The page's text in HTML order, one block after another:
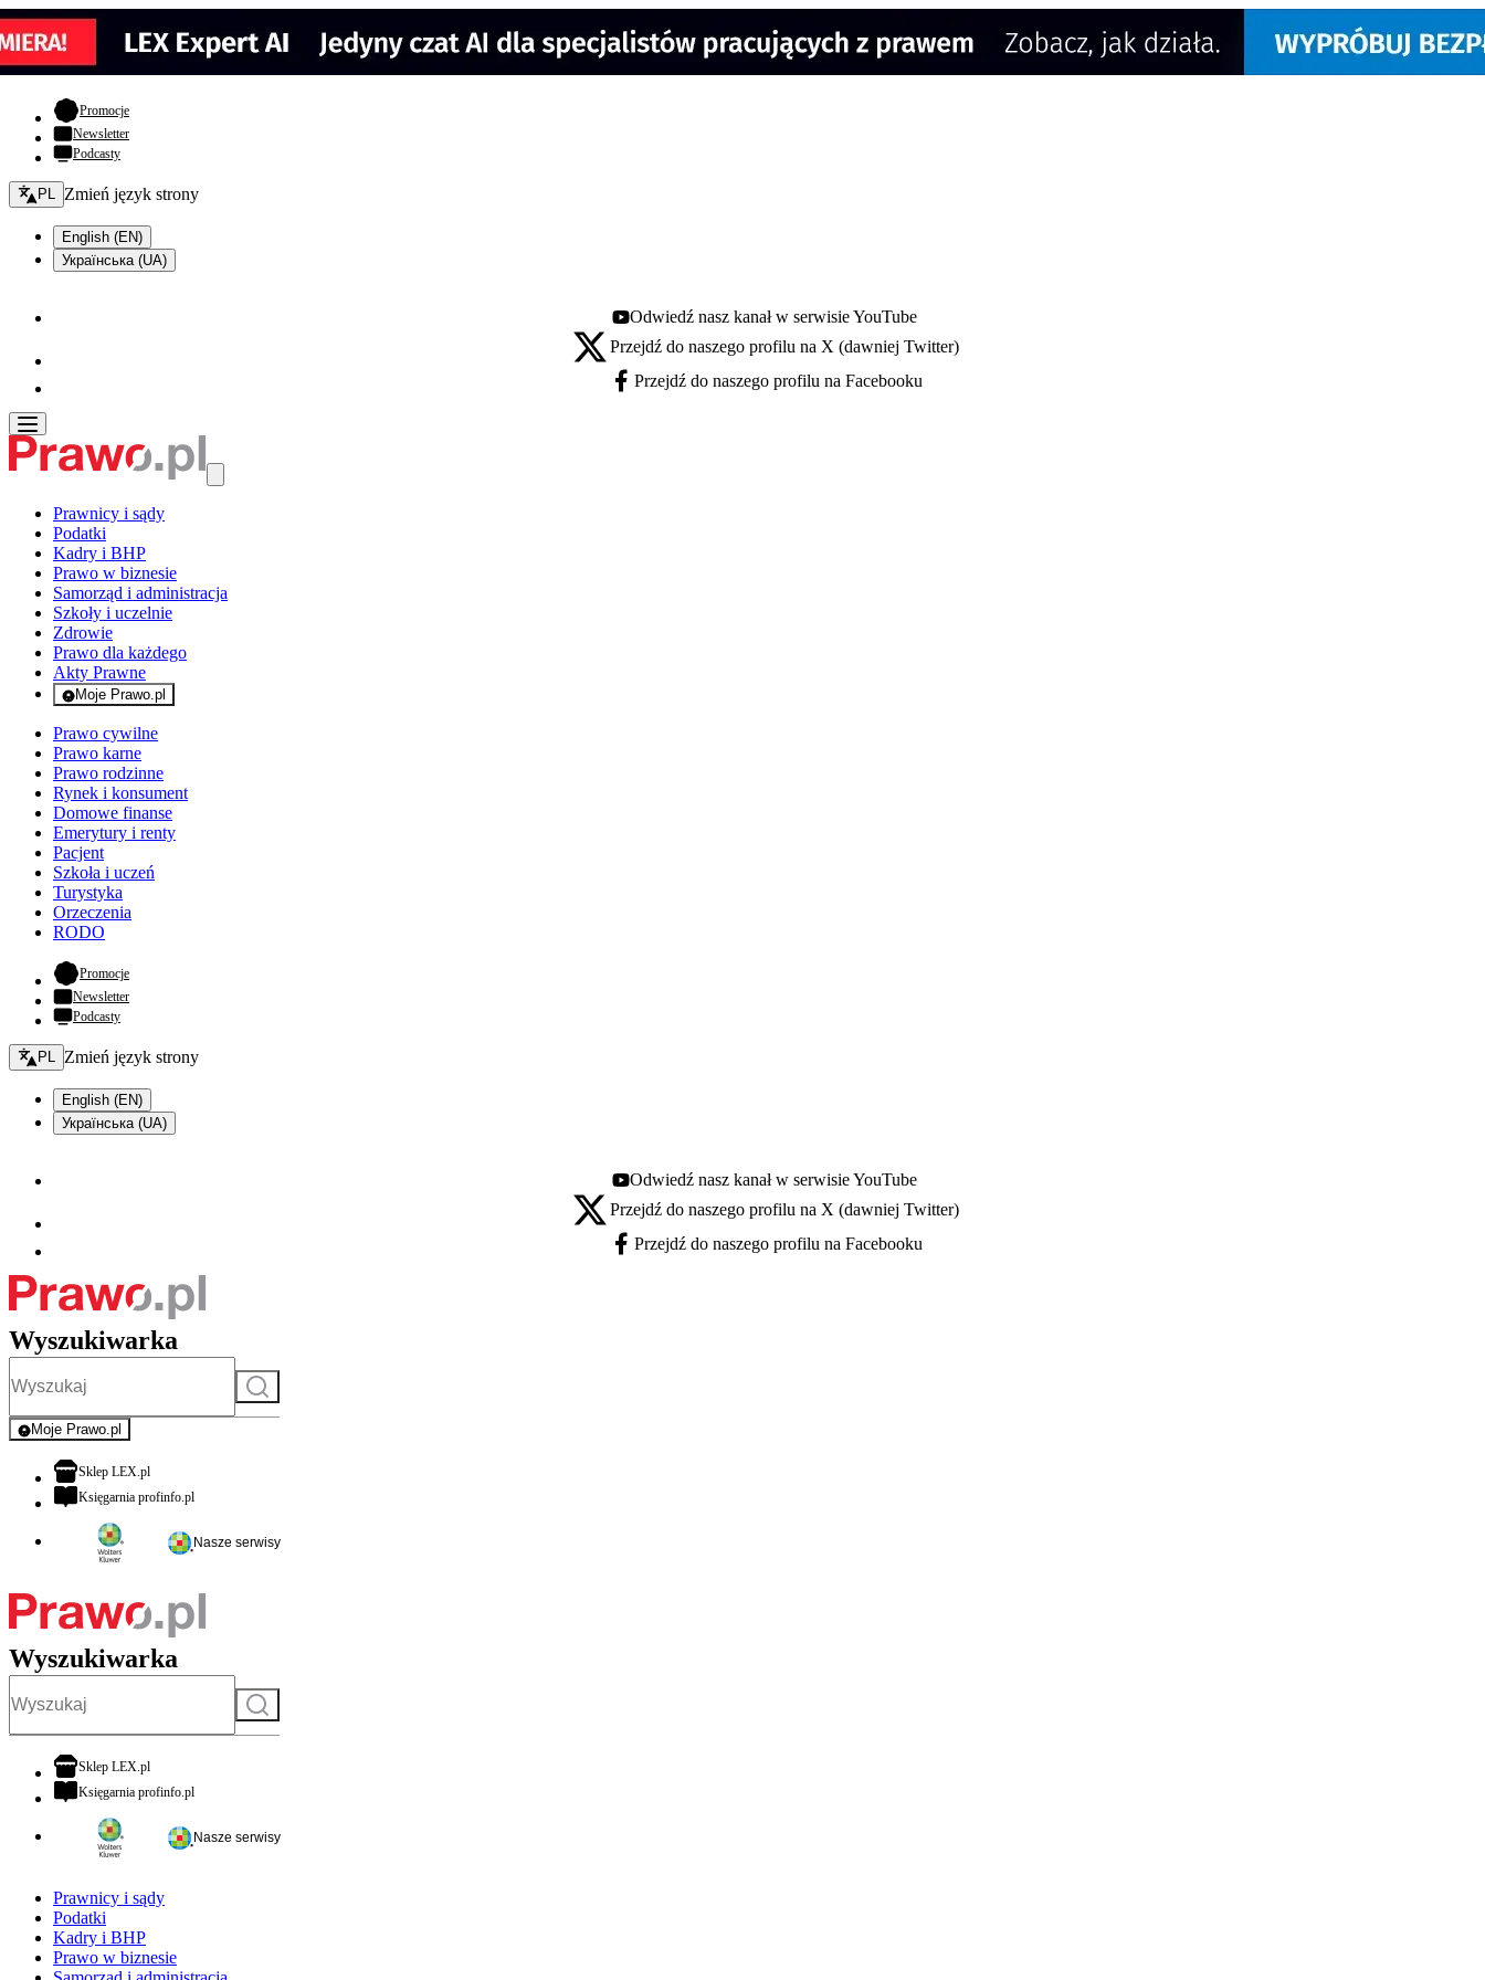
Promocje- otwiera się w nowej karcie
Newsletter
Podcasty
Zmień język - bieżący:
PL Zmień język strony
English (EN)
Українська (UA)
Youtube - otwiera się w nowej karcie
Odwiedź nasz kanał w serwisie YouTube
X - otwiera się w nowej karcie
Przejdź do naszego profilu na X (dawniej Twitter)
Facebook - otwiera się w nowej karcie
Przejdź do naszego profilu na Facebooku
Prawnicy i sądy
Podatki
Kadry i BHP
Prawo w biznesie
Samorząd i administracja
Szkoły i uczelnie
Zdrowie
Prawo dla każdego
Akty Prawne
Moje Prawo.pl
- rejestracja i logowanie do serwisu
Prawo cywilne
Prawo karne
Prawo rodzinne
Rynek i konsument
Domowe finanse
Emerytury i renty
Pacjent
Szkoła i uczeń
Turystyka
Orzeczenia
RODO
Promocje- otwiera się w nowej karcie
Newsletter
Podcasty
Zmień język - bieżący:
PL Zmień język strony
English (EN)
Українська (UA)
Youtube - otwiera się w nowej karcie
Odwiedź nasz kanał w serwisie YouTube
X - otwiera się w nowej karcie
Przejdź do naszego profilu na X (dawniej Twitter)
Facebook - otwiera się w nowej karcie
Przejdź do naszego profilu na Facebooku
Wyszukiwarka
Szukaj
Moje Prawo.pl
- rejestracja i logowanie do serwisu
Sklep LEX.plotwiera się w nowej karcie
Księgarnia profinfo.plotwiera się w nowej karcie
Nasze serwisy
Wyszukiwarka
Szukaj
Sklep LEX.plotwiera się w nowej karcie
Księgarnia profinfo.plotwiera się w nowej karcie
Nasze serwisy
Prawnicy i sądy
Podatki
Kadry i BHP
Prawo w biznesie